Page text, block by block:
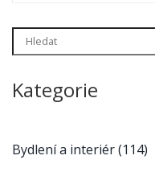
Kategorie
Bydlení a interiér(114)